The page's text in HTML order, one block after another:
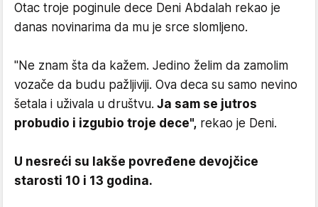
Otac troje poginule dece Deni Abdalah rekao je
danas novinarima da mu je srce slomljeno.
"Ne znam šta da kažem. Jedino želim da zamolim
vozače da budu pažljiviji. Ova deca su samo nevino
šetala i uživala u društvu. Ja sam se jutros
probudio i izgubio troje dece", rekao je Deni.
U nesreći su lakše povređene devojčice
starosti 10 i 13 godina.